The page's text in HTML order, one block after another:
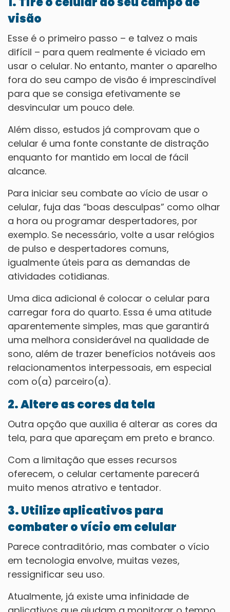
visão
Esse é o primeiro passo – e talvez o mais
difícil – para quem realmente é viciado em
usar o celular. No entanto, manter o aparelho
fora do seu campo de visão é imprescindível
para que se consiga efetivamente se
desvincular um pouco dele.
Além disso, estudos já comprovam que o
celular é uma fonte constante de distração
enquanto for mantido em local de fácil
alcance.
Para iniciar seu combate ao vício de usar o
celular, fuja das “boas desculpas” como olhar
a hora ou programar despertadores, por
exemplo. Se necessário, volte a usar relógios
de pulso e despertadores comuns,
igualmente úteis para as demandas de
atividades cotidianas.
Uma dica adicional é colocar o celular para
carregar fora do quarto. Essa é uma atitude
aparentemente simples, mas que garantirá
uma melhora considerável na qualidade de
sono, além de trazer benefícios notáveis aos
relacionamentos interpessoais, em especial
com o(a) parceiro(a).
2. Altere as cores da tela
Outra opção que auxilia é alterar as cores da
tela, para que apareçam em preto e branco.
Com a limitação que esses recursos
oferecem, o celular certamente parecerá
muito menos atrativo e tentador.
3. Utilize aplicativos para
combater o vício em celular
Parece contraditório, mas combater o vício
em tecnologia envolve, muitas vezes,
ressignificar seu uso.
Atualmente, já existe uma infinidade de